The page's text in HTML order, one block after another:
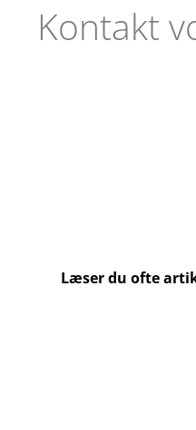
Kontakt
Læser du ofte